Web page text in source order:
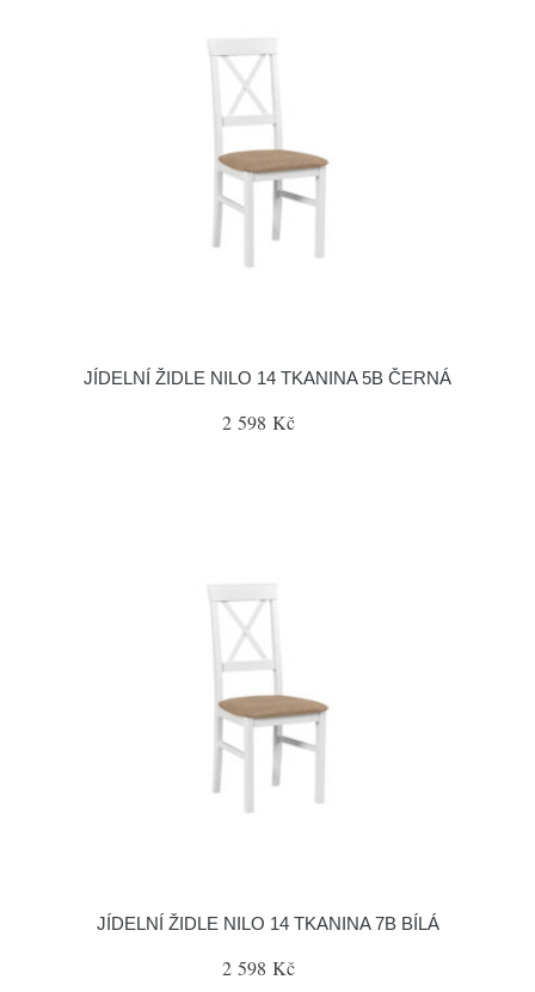
JÍDELNÍ ŽIDLE NILO 14 TKANINA 5B ČERNÁ
2 598 Kč
JÍDELNÍ ŽIDLE NILO 14 TKANINA 7B BÍLÁ
2 598 Kč